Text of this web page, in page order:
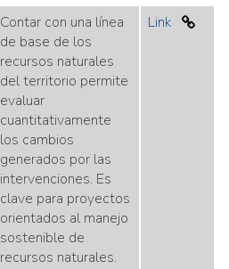
Contar con una línea
de base de los
recursos naturales
del territorio permite
evaluar
cuantitativamente
los cambios
generados por las
intervenciones. Es
clave para proyectos
orientados al manejo
sostenible de
recursos naturales.
Link